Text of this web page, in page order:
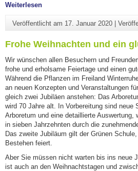
Weiterlesen"Vom Gewächshaus in die
Veröffentlicht am 17. Januar 2020|
Frohe Weihnachten und ein
Wir wünschen allen Besuchern und
frohe und erholsame Feiertage und einen
Während die Pflanzen im Freiland
an neuen Konzepten und Veranstaltungen
gleich zwei Jubiläen anstehen: Das
wird 70 Jahre alt. In Vorbereitung sind neue
Arboretum und eine detaillierte Auswertung,
in sieben Jahrzehnten durch die
Das zweite Jubiläum gilt der Grünen
Bestehen feiert.
Aber Sie müssen nicht warten bis ins neue
ist auch an den Weihnachtstagen und